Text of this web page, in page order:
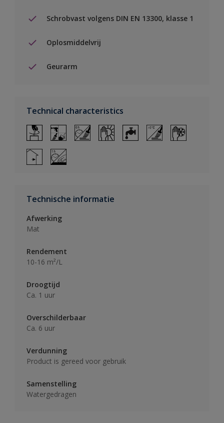
Schrobvast volgens DIN EN 13300, klasse 1
Oplosmiddelvrij
Geurarm
Technical characteristics
Technische informatie
Afwerking
Mat
Rendement
10-16 m²/L
Droogtijd
Ca. 1 uur
Overschilderbaar
Ca. 6 uur
Verdunning
Product is gereed voor gebruik
Samenstelling
Watergedragen